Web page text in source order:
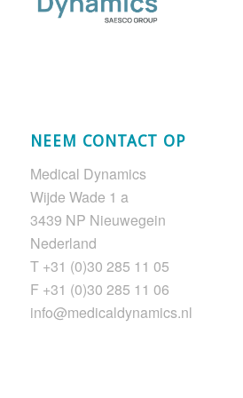
NEEM CONTACT OP
Medical Dynamics
Wijde Wade 1 a
3439 NP Nieuwegein
Nederland
T +31 (0)30 285 11 05
F +31 (0)30 285 11 06
info@medicaldynamics.nl